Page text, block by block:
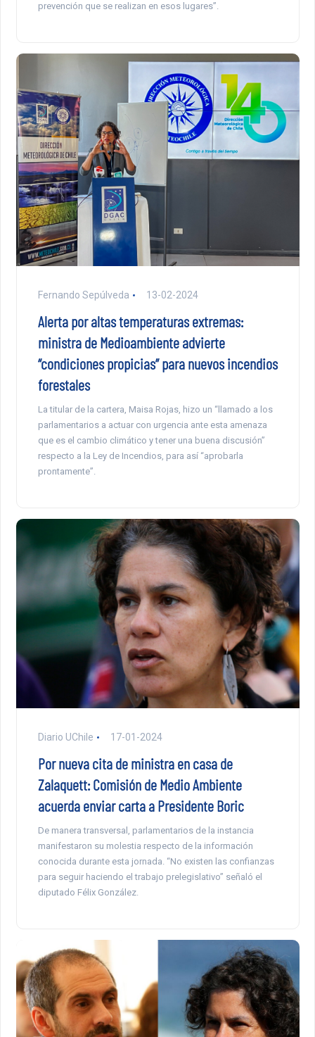
prevención que se realizan en esos lugares”.
Fernando Sepúlveda 13-02-2024
Alerta por altas temperaturas extremas:
ministra de Medioambiente advierte
“condiciones propicias” para nuevos incendios
forestales
La titular de la cartera, Maisa Rojas, hizo un “llamado a los
parlamentarios a actuar con urgencia ante esta amenaza
que es el cambio climático y tener una buena discusión”
respecto a la Ley de Incendios, para así “aprobarla
prontamente”.
Diario UChile 17-01-2024
Por nueva cita de ministra en casa de
Zalaquett: Comisión de Medio Ambiente
acuerda enviar carta a Presidente Boric
De manera transversal, parlamentarios de la instancia
manifestaron su molestia respecto de la información
conocida durante esta jornada. “No existen las confianzas
para seguir haciendo el trabajo prelegislativo” señaló el
diputado Félix González.